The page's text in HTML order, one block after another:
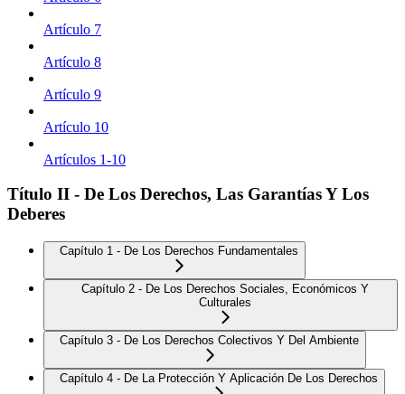
Artículo 7
Artículo 8
Artículo 9
Artículo 10
Artículos 1-10
Título II - De Los Derechos, Las Garantías Y Los
Deberes
Capítulo 1 - De Los Derechos Fundamentales
Capítulo 2 - De Los Derechos Sociales, Económicos Y
Culturales
Capítulo 3 - De Los Derechos Colectivos Y Del Ambiente
Capítulo 4 - De La Protección Y Aplicación De Los Derechos